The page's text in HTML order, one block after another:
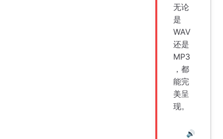
无论
是
WAV
还是
MP3
，都
能完
美呈
现。
🔊